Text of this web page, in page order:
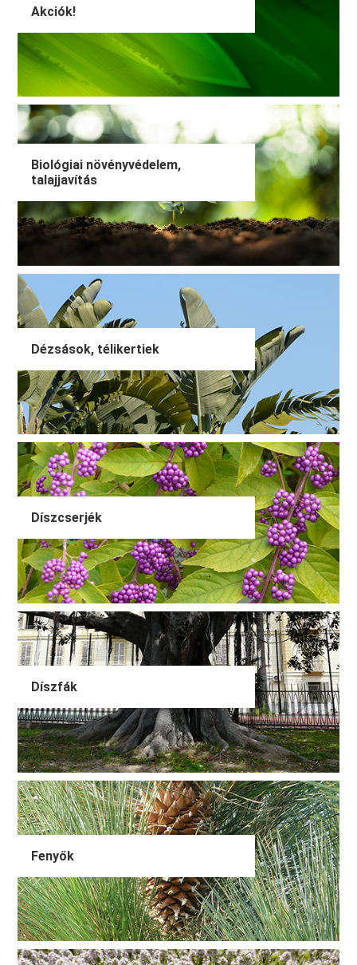
Akciók!
Biológiai növényvédelem,
talajjavítás
Dézsások, télikertiek
Díszcserjék
Díszfák
Fenyők